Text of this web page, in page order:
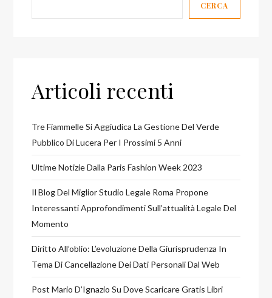
CERCA
Articoli recenti
Tre Fiammelle Si Aggiudica La Gestione Del Verde
Pubblico Di Lucera Per I Prossimi 5 Anni
Ultime Notizie Dalla Paris Fashion Week 2023
Il Blog Del Miglior Studio Legale Roma Propone
Interessanti Approfondimenti Sull’attualità Legale Del
Momento
Diritto All’oblio: L’evoluzione Della Giurisprudenza In
Tema Di Cancellazione Dei Dati Personali Dal Web
Post Mario D’Ignazio Su Dove Scaricare Gratis Libri